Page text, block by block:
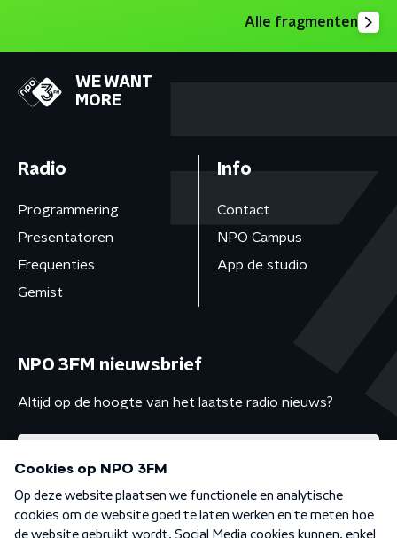
Alle fragmenten
WE WANT
MORE
Radio
Programmering
Presentatoren
Frequenties
Gemist
Info
Contact
NPO Campus
App de studio
NPO 3FM nieuwsbrief
Altijd op de hoogte van het laatste radio nieuws?